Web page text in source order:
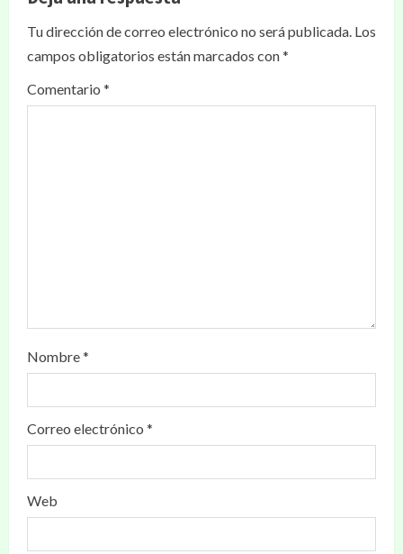
Tu dirección de correo electrónico no será publicada. Los
campos obligatorios están marcados con*
Comentario *
Nombre*
Correo electrónico *
Web